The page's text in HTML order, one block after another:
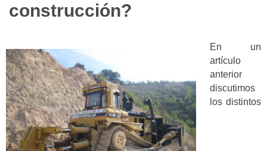
construcción?
En un
artículo
anterior
discutimos
los distintos